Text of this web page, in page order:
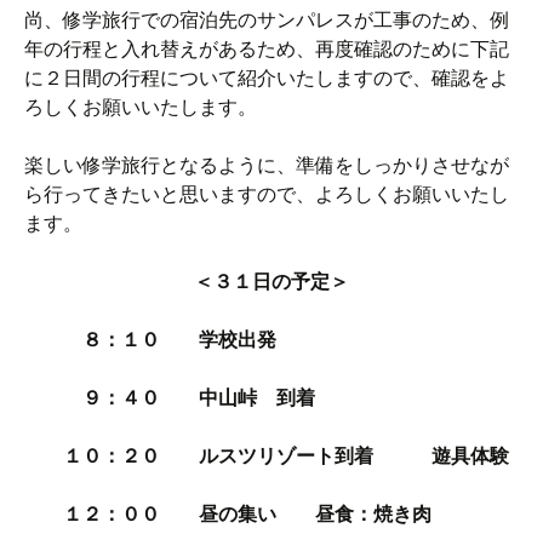
尚、修学旅行での宿泊先のサンパレスが工事のため、例
年の行程と入れ替えがあるため、再度確認のために下記
に２日間の行程について紹介いたしますので、確認をよ
ろしくお願いいたします。
楽しい修学旅行となるように、準備をしっかりさせなが
ら行ってきたいと思いますので、よろしくお願いいたし
ます。
＜３１日の予定＞
８：１０ 学校出発
９：４０ 中山峠 到着
１０：２０ ルスツリゾート到着 遊具体験
１２：００ 昼の集い 昼食：焼き肉